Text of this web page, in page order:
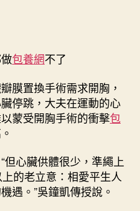
包養網不了
膜置換手術需求開胸，
停跳，大夫在運動的心
蒙受開胸手術的衝擊包
但心臟供體很少，準繩上
的老立意：相愛平生人
遇。”吳鐘凱傳授說。